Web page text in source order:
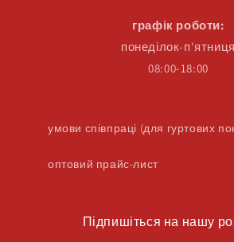
графік роботи:
понеділок-п'ятниця
08:00-18:00
умови співпраці (для гуртових
оптовий прайс-лист
Підпишіться на нашу